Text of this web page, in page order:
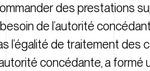
des prestations
de l’autorité
l’égalité de traitement des
concédante, a